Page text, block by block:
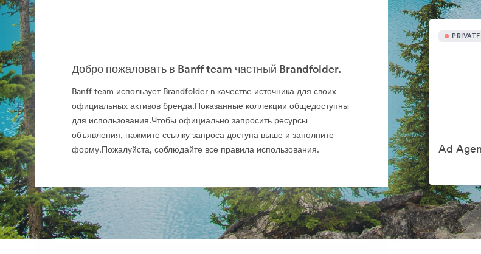
Добро пожаловать в Banff team частный Brandfolder.
Banff team использует Brandfolder в качестве источника для своих
официальных активов бренда.Показанные коллекции общедоступны
для использования.Чтобы официально запросить ресурсы
объявления, нажмите ссылку запроса доступа выше и заполните
форму.Пожалуйста, соблюдайте все правила использования.
PRIVATE
Ad